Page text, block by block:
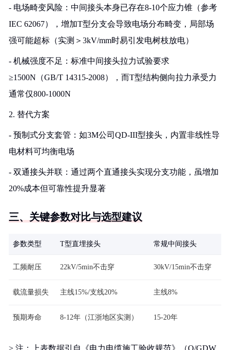
- 电场畸变风险：中间接头本身已存在8-10个应力锥（参考
IEC 62067），增加T型分支会导致电场分布畸变，局部场
强可能超标（实测＞3kV/mm时易引发电树枝放电）
- 机械强度不足：标准中间接头拉力试验要求
≥1500N（GB/T 14315-2008），而T型结构侧向拉力承受力
通常仅800-1000N
2. 替代方案
- 预制式分支套管：如3M公司QD-III型接头，内置非线性导
电材料可均衡电场
- 双通接头并联：通过两个直通接头实现分支功能，虽增加
20%成本但可靠性提升显著
三、关键参数对比与选型建议
参数类型 T型直埋接头 常规中间接头
工频耐压 22kV/5min不击穿 30kV/15min不击穿
载流量损失 主线15%/支线20% 主线8%
预期寿命 8-12年（江浙地区实测） 15-20年
> 注：上表数据引自《电力电缆施工验收规范》（Q/GDW